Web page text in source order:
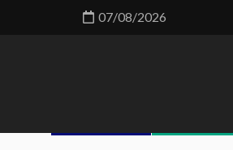
07/08/2026